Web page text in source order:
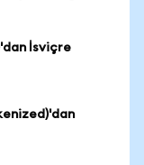
İsviçre